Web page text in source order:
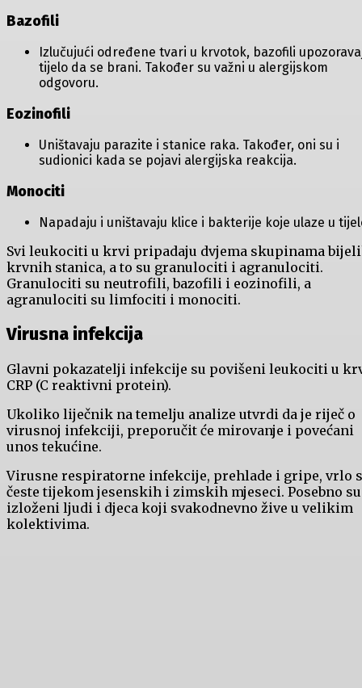
Bazofili
Izlučujući određene tvari u krvotok, bazofili
tijelo da se brani. Također su važni u alergijskom
odgovoru.
Eozinofili
Uništavaju parazite i stanice raka. Također, oni su i
sudionici kada se pojavi alergijska reakcija.
Monociti
Napadaju i uništavaju klice i bakterije koje ulaze u
Svi leukociti u krvi pripadaju dvjema skupinama
krvnih stanica, a to su granulociti i agranulociti.
Granulociti su neutrofili, bazofili i eozinofili, a
agranulociti su limfociti i monociti.
Virusna infekcija
Glavni pokazatelji infekcije su povišeni leukociti u
CRP (C reaktivni protein).
Ukoliko liječnik na temelju analize utvrdi da je riječ o
virusnoj infekciji, preporučit će mirovanje i povećani
unos tekućine.
Virusne respiratorne infekcije, prehlade i gripe, vrlo
česte tijekom jesenskih i zimskih mjeseci. Posebno su
izloženi ljudi i djeca koji svakodnevno žive u velikim
kolektivima.